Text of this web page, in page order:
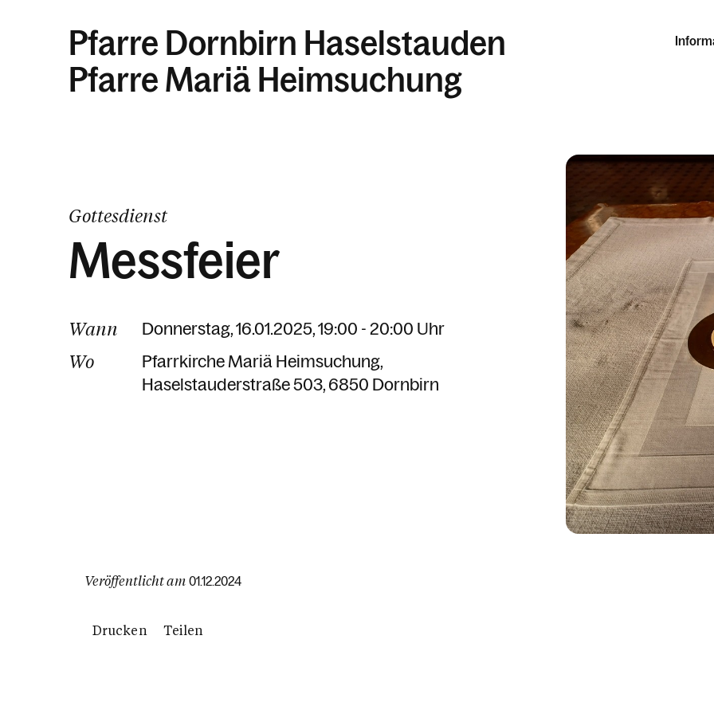
Pfarre Dornbirn Haselstauden
Pfarre Mariä Heimsuchung
Gottesdienst
Messfeier
Wann Donnerstag, 16.01.2025, 19:00 - 20:00 Uhr
Wo
Pfarrkirche Mariä Heimsuchung
Haselstauderstraße 503 6850 Dornbirn
Veröffentlicht am 01.12.2024
Drucken Teilen